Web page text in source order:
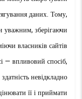
даних. Тому,
уважним, зберігаючи
власників сайтів.
— впливовий спосіб,
невідкладно
її і приймати